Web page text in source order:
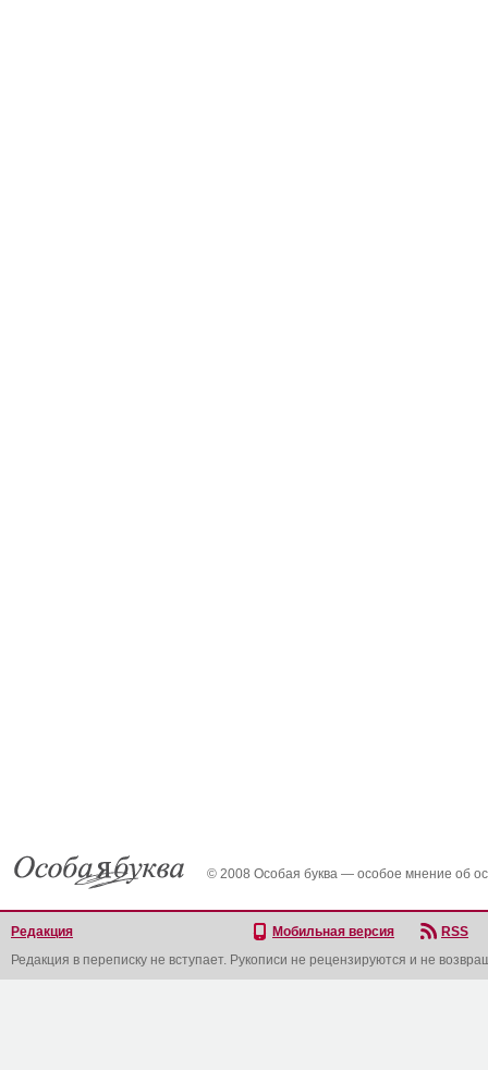
© 2008 Особая буква — особое мнение об
Редакция Мобильная версия
RSS
Редакция в переписку не вступает. Рукописи не рецензируются и не